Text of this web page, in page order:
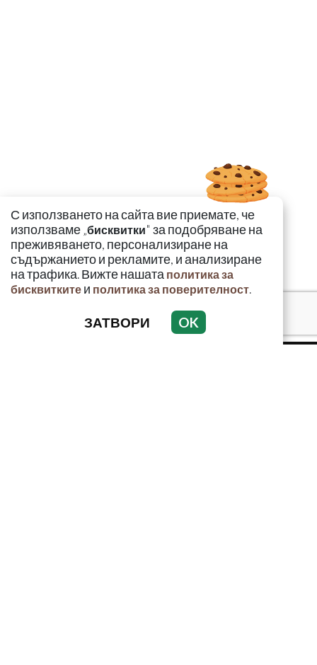
С използването на сайта вие приемате, че
използваме „бисквитки" за подобряване на
преживяването, персонализиране на
съдържанието и рекламите, и анализиране
на трафика. Вижте нашата политика за
бисквитките и политика за поверителност.
ЗАТВОРИ OK